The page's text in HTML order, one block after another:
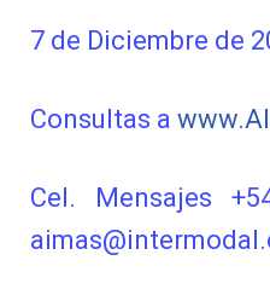
7 de Diciembre de
Consultas a
Cel. Mensajes